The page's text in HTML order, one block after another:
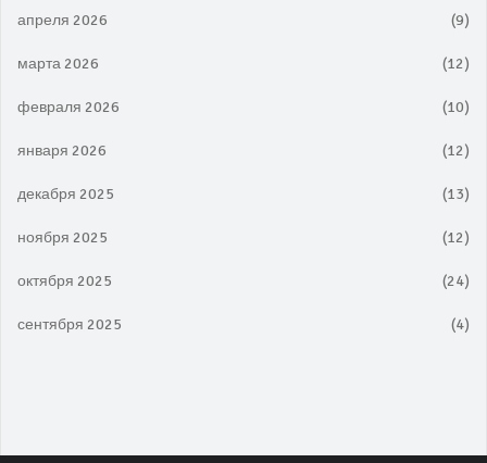
апреля 2026 (9)
марта 2026 (12)
февраля 2026 (10)
января 2026 (12)
декабря 2025 (13)
ноября 2025 (12)
октября 2025 (24)
сентября 2025 (4)